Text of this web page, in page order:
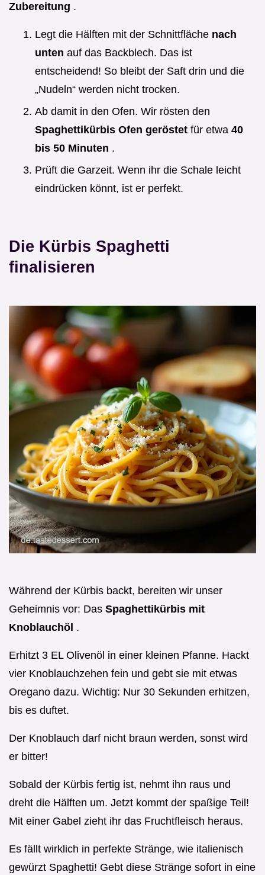
Zubereitung .
Legt die Hälften mit der Schnittfläche nach
unten auf das Backblech. Das ist
entscheidend! So bleibt der Saft drin und die
„Nudeln“ werden nicht trocken.
Ab damit in den Ofen. Wir rösten den
Spaghettikürbis Ofen geröstet für etwa 40
bis 50 Minuten .
Prüft die Garzeit. Wenn ihr die Schale leicht
eindrücken könnt, ist er perfekt.
Die Kürbis Spaghetti
finalisieren
Während der Kürbis backt, bereiten wir unser
Geheimnis vor: Das Spaghettikürbis mit
Knoblauchöl .
Erhitzt 3 EL Olivenöl in einer kleinen Pfanne. Hackt
vier Knoblauchzehen fein und gebt sie mit etwas
Oregano dazu. Wichtig: Nur 30 Sekunden erhitzen,
bis es duftet.
Der Knoblauch darf nicht braun werden, sonst wird
er bitter!
Sobald der Kürbis fertig ist, nehmt ihn raus und
dreht die Hälften um. Jetzt kommt der spaßige Teil!
Mit einer Gabel zieht ihr das Fruchtfleisch heraus.
Es fällt wirklich in perfekte Stränge, wie italienisch
gewürzt Spaghetti! Gebt diese Stränge sofort in eine